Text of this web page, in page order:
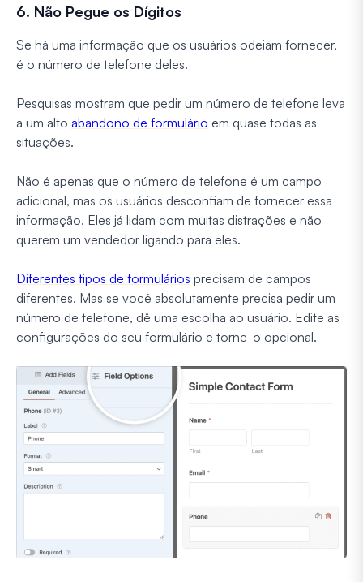
6. Não Pegue os Dígitos
Se há uma informação que os usuários odeiam fornecer,
é o número de telefone deles.
Pesquisas mostram que pedir um número de telefone leva
a um alto abandono de formulário em quase todas as
situações.
Não é apenas que o número de telefone é um campo
adicional, mas os usuários desconfiam de fornecer essa
informação. Eles já lidam com muitas distrações e não
querem um vendedor ligando para eles.
Diferentes tipos de formulários precisam de campos
diferentes. Mas se você absolutamente precisa pedir um
número de telefone, dê uma escolha ao usuário. Edite as
configurações do seu formulário e torne-o opcional.